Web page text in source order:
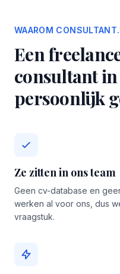
WAAROM
Een
consultant
persoonlijk
Ze zitten in ons team
Geen cv-database en
werken al voor ons, dus
vraagstuk.